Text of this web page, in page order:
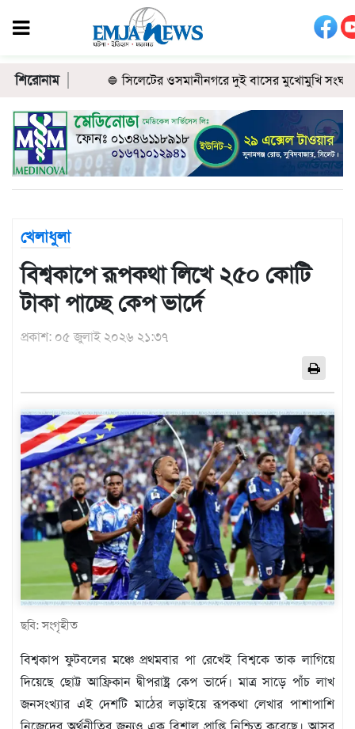
০৭
আগস্ট
২৩
শে
শ্রাবণ
১৪৩৩
বঙ্গাব্দ
২৪
সফর
১৪৪৮
হিজরি
সিলেট
জেলা
সুনামগঞ্জ
মৌলভীবাজার
হবিগঞ্জ
জাতীয়
খেলাধুলা
ক্রিকেট
ফুটবল
ইউরোপ
উত্তর
আমেরিকা
দক্ষিণ
আমেরিকা
ওশেনিয়া
এন্টারটিকা
বিনোদন
ভিডিও
তথ্য
প্রযুক্তি
মতামত
শিরোনাম সিলেটের ওসমানীনগরে দুই বাসের মুখোমুখি সংঘর্ষ:
খেলাধুলা
বিশ্বকাপে রূপকথা লিখে ২৫০ কোটি
টাকা পাচ্ছে কেপ ভার্দে
প্রকাশ: ০৫ জুলাই ২০২৬ ২১:৩৭
ছবি: সংগৃহীত
বিশ্বকাপ ফুটবলের মঞ্চে প্রথমবার পা রেখেই বিশ্বকে তাক লাগিয়ে
দিয়েছে ছোট্ট আফ্রিকান দ্বীপরাষ্ট্র কেপ ভার্দে। মাত্র সাড়ে পাঁচ লাখ
জনসংখ্যার এই দেশটি মাঠের লড়াইয়ে রূপকথা লেখার পাশাপাশি